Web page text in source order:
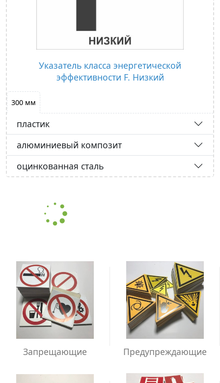
Указатель класса энергетической
эффективности F. Низкий
300 мм
пластик
алюминиевый композит
оцинкованная сталь
Запрещающие Предупреждающие